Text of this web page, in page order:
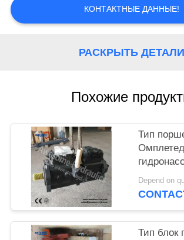
КАРТА
КОНТАКТНЫЕ ДАННЫЕ!
РАСКРЫТЬ ДЕТАЛИ
Похожие
Тип
Омплетед
моторов
К5В140
Depend on
Тип блок